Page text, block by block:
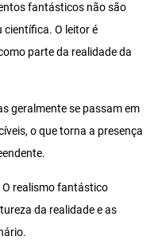
fantásticos não são
O leitor é
parte da realidade da
geralmente se passam em
o que torna a presença
O realismo fantástico
da realidade e as